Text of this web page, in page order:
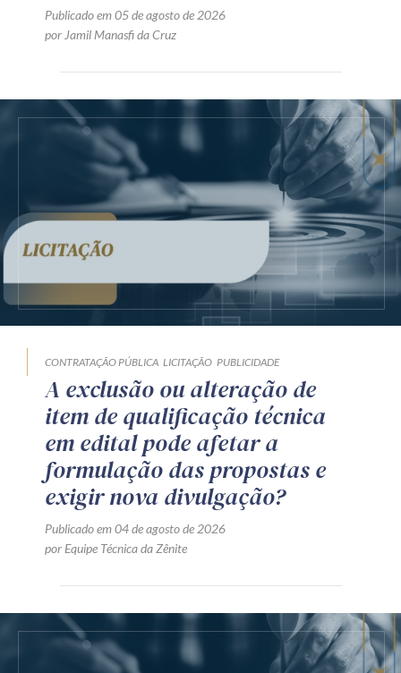
Publicado em 05 de agosto de 2026
por Jamil Manasfi da Cruz
CONTRATAÇÃO PÚBLICA LICITAÇÃO PUBLICIDADE
A exclusão ou alteração de
item de qualificação técnica
em edital pode afetar a
formulação das propostas e
exigir nova divulgação?
Publicado em 04 de agosto de 2026
por Equipe Técnica da Zênite